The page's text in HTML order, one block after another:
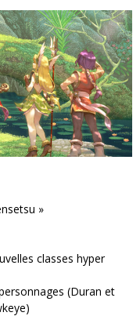
»
classes hyper
(Duran et